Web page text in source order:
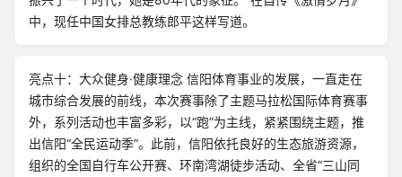
中，现任中国女排总教练郎平这样写道。
亮点十：大众健身·健康理念 信阳体育事业的发展，一直走在
城市综合发展的前线，本次赛事除了主题马拉松国际体育赛事
外，系列活动也丰富多彩，以“跑”为主线，紧紧围绕主题，推
出信阳“全民运动季”。此前，信阳依托良好的生态旅游资源，
组织的全国自行车公开赛、环南湾湖徒步活动、全省“三山同